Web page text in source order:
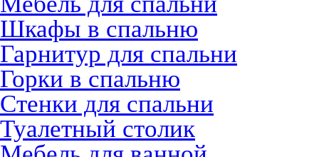
Шкафы в спальню
Гарнитур для спальни
Горки в спальню
Стенки для спальни
Туалетный столик